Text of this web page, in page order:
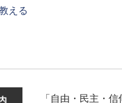
える
「自由・民主・